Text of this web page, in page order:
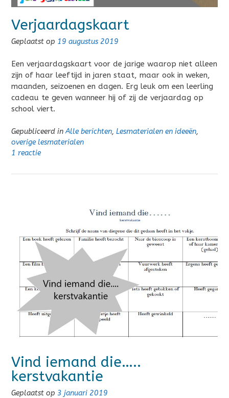
Verjaardagskaart
Geplaatst op 19 augustus 2019
Een verjaardagskaart voor de jarige waarop niet alleen
zijn of haar leeftijd in jaren staat, maar ook in weken,
maanden, seizoenen en dagen. Erg leuk om een leerling
cadeau te geven wanneer hij of zij de verjaardag op
school viert.
Gepubliceerd inAlle berichten, Lesmaterialen en ideeën,
overige lesmaterialen
1 reactie
Vind iemand die…..
kerstvakantie
Geplaatst op 3 januari 2019